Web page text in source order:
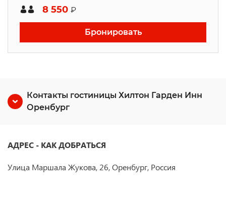
8 550 ₽
Бронировать
Контакты гостиницы Хилтон Гарден Инн
Оренбург
АДРЕС - КАК ДОБРАТЬСЯ
Улица Маршала Жукова, 26, Оренбург, Россия